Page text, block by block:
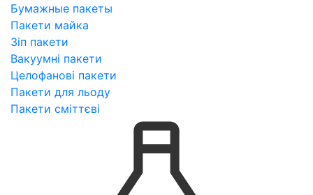
Бумажные пакеты
Пакети майка
Зіп пакети
Вакуумні пакети
Целофанові пакети
Пакети для льоду
Пакети сміттєві